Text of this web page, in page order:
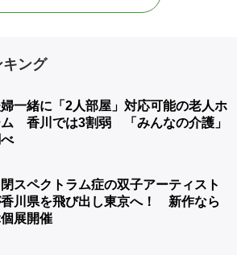
ング
一緒に「2人部屋」対応可能の老人ホ
ム 香川では3割弱 「みんなの介護」
スペクトラム症の双子アーティスト
川県を飛び出し東京へ！ 新作なら
展開催